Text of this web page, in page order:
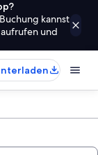
kannst
und